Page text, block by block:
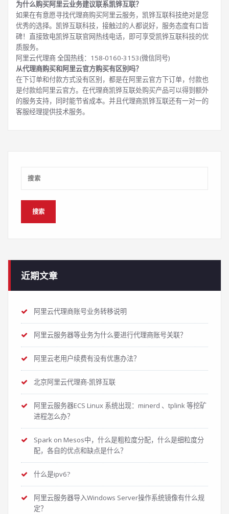
为什么购买阿里云业务建议联系凯铧互联？
如果在有意愿寻找代理商购买阿里云服务，凯铧互联科技绝对是您
优秀的选择。凯铧互联科技，接触过的人都说好，服务态度有口皆
碑！直接致电凯铧互联官网热线电话，即可享受凯铧互联科技的优
质服务。
阿里云代理商 全国热线：158-0160-3153(微信同号)
从代理商购买和阿里云官方购买有区别吗？
在下订单和付款方式没有区别，都是在阿里云官方下订单，付款也
是付款给阿里云官方。在代理商凯铧互联处购买产品可以得到额外
的服务支持，同时能节省成本。并且代理商凯铧互联还有一对一的
客服经理提供技术服务。
近期文章
阿里云代理商账号业务转移说明
阿里云服务器等业务为什么要进行代理商账号关联？
阿里云老用户续费有没有优惠办法？
北京阿里云代理商-凯铧互联
阿里云服务器ECS Linux 系统出现：minerd 、tplink 等挖矿
进程怎么办？
Spark on Mesos中，什么是粗粒度分配，什么是细粒度分
配，各自的优点和缺点是什么？
什么是ipv6?
阿里云服务器导入Windows Server操作系统镜像有什么规
定？